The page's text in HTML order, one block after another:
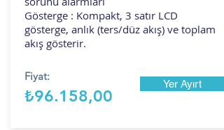
Gösterge : Kompakt, 3 satır LCD
gösterge, anlık (ters/düz akış) ve toplam
akış gösterir.
Fiyat:
₺96.158,00
Yer Ayırt